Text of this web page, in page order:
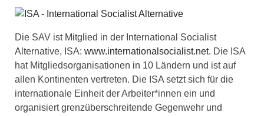
Die SAV ist Mitglied in der International Socialist
Alternative, ISA: www.internationalsocialist.net. Die ISA
hat Mitgliedsorganisationen in 10 Ländern und ist auf
allen Kontinenten vertreten. Die ISA setzt sich für die
internationale Einheit der Arbeiter*innen ein und
organisiert grenzüberschreitende Gegenwehr und